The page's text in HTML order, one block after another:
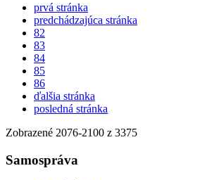
prvá stránka
predchádzajúca stránka
82
83
84
85
86
ďalšia stránka
posledná stránka
Zobrazené 2076-2100 z 3375
Samospráva